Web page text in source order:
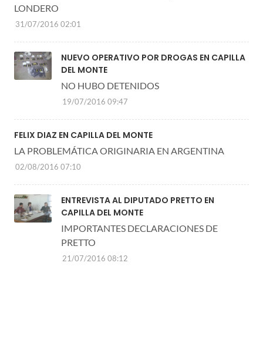
LONDERO
31/07/2016 02:01
NUEVO OPERATIVO POR DROGAS EN CAPILLA
DEL MONTE
NO HUBO DETENIDOS
19/07/2016 09:47
FELIX DIAZ EN CAPILLA DEL MONTE
LA PROBLEMÁTICA ORIGINARIA EN ARGENTINA
02/08/2016 07:10
ENTREVISTA AL DIPUTADO PRETTO EN
CAPILLA DEL MONTE
IMPORTANTES DECLARACIONES DE
PRETTO
21/07/2016 08:12